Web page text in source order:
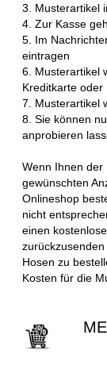
3. Musterartikel
4. Zur Kasse
5. Im
eintragen
6. Musterartikel
Kreditkarte oder
7. Musterartikel
8. Sie können
anprobieren
Wenn Ihnen der
gewünschten
Onlineshop
nicht
einen
Hosen zu
Kosten für die